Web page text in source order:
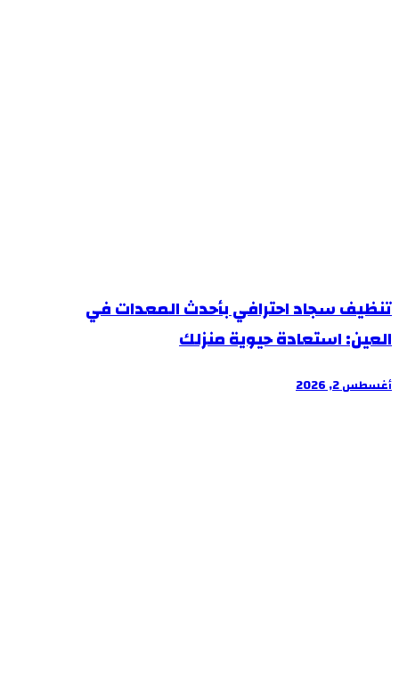
تنظيف سجاد احترافي بأحدث المعدات في
العين: استعادة حيوية منزلك
أغسطس 2, 2026